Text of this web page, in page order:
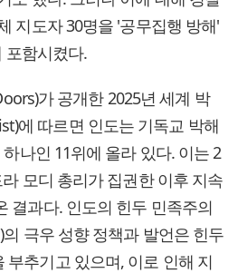
지도자 30명을 '공무집행 방해'
포함시켰다.
가 공개한 2025년 세계 박
에 따르면 인도는 기독교 박해
나인 11위에 올라 있다. 이는 2
모디 총리가 집권한 이후 지속
결과다. 인도의 힌두 민족주의
의 극우 성향 정책과 발언은 힌두
부추기고 있으며, 이로 인해 지